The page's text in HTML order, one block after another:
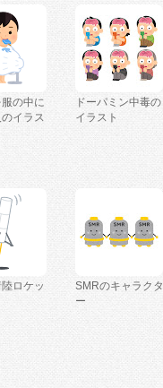
の中に
イラス
ドーパミン中毒の
イラスト
ロケッ
SMRのキャラクタ
ー